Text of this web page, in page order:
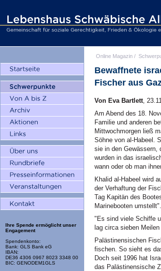
Ihre Spende ermöglicht unser
Engagement
Spendenkonto:
Bank: GLS Bank eG
IBAN:
DE36 4306 0967 8023 3348 00
BIC: GENODEM1GLS
Online Magazin /
Bewaffnete
Fischer aus
Von Eva Bartlett,
Am Abend des 18.
Familie und anderen
Mittwochmorgen ließ
Söhne von al-Habeel.
sie in den Gewässern,
wurden in das
wann oder ob man
Khalid al-Habeel wird
der Verhaftung der
Tag Kapitän des
Marinebooten umstellt".
"Es sind viele Schiffe
lag circa sieben
Palästinensischen
fischen. So sieht es
Doch seit 1996 hat
das Palästinensische